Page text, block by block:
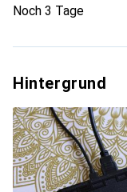
Noch 3 Tage
Hintergrund